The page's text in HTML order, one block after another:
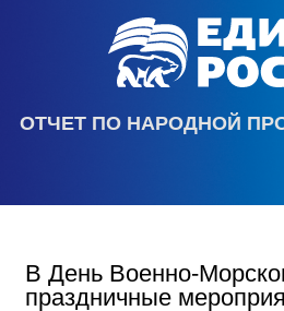
ОТЧЕТ ПО НАРОДНОЙ
В День Военно-
праздничные